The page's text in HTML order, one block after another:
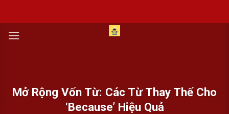
content
Mở Rộng Vốn Từ: Các Từ Thay Thế Cho
‘Because’ Hiệu Quả